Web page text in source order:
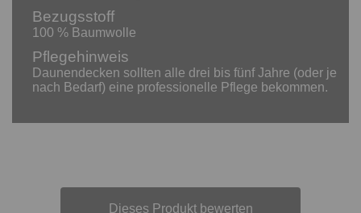
Bezugsstoff
100 % Baumwolle
Pflegehinweis
Daunendecken sollten alle drei bis fünf Jahre (oder je
nach Bedarf) eine professionelle Pflege bekommen.
Dieses Produkt bewerten